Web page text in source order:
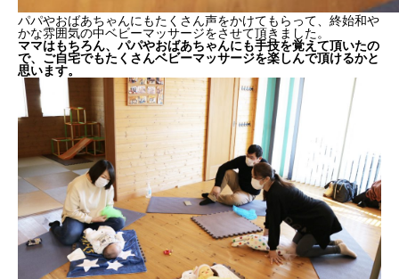
パパやおばあちゃんにもたくさん声をかけてもらって、終始和や
かな雰囲気の中ベビーマッサージをさせて頂きました。
ママはもちろん、パパやおばあちゃんにも手技を覚えて頂いたの
で、ご自宅でもたくさんベビーマッサージを楽しんで頂けるかと
思います。